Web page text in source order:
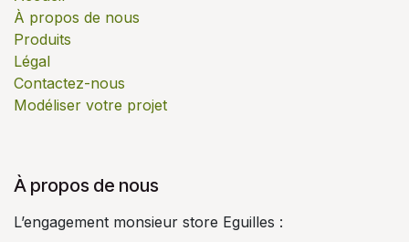
À propos de nous
Produits
Légal
Contactez-nous
Modéliser votre projet
À propos de nous
L’engagement monsieur store Eguilles :